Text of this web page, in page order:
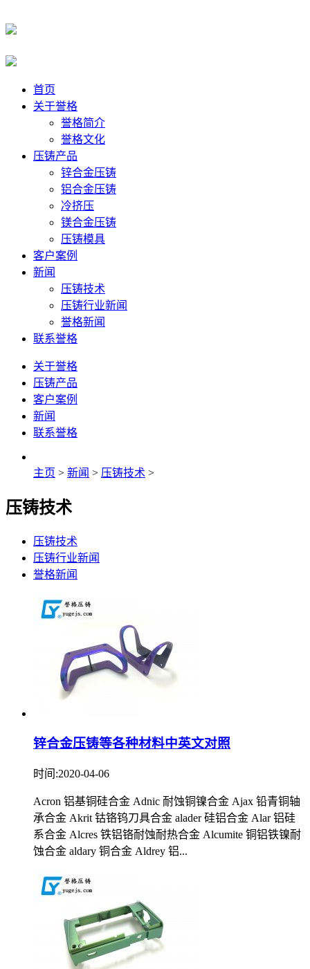
首页
关于誉格
誉格简介
誉格文化
压铸产品
锌合金压铸
铝合金压铸
冷挤压
镁合金压铸
压铸模具
客户案例
新闻
压铸技术
压铸行业新闻
誉格新闻
联系誉格
关于誉格
压铸产品
客户案例
新闻
联系誉格
主页 > 新闻 > 压铸技术 >
压铸技术
压铸技术
压铸行业新闻
誉格新闻
锌合金压铸等各种材料中英文对照
时间:2020-04-06
Acron 铝基铜硅合金 Adnic 耐蚀铜镍合金 Ajax 铅青铜轴
承合金 Akrit 钴铬钨刀具合金 alader 硅铝合金 Alar 铝硅
系合金 Alcres 铁铝铬耐蚀耐热合金 Alcumite 铜铝铁镍耐
蚀合金 aldary 铜合金 Aldrey 铝...